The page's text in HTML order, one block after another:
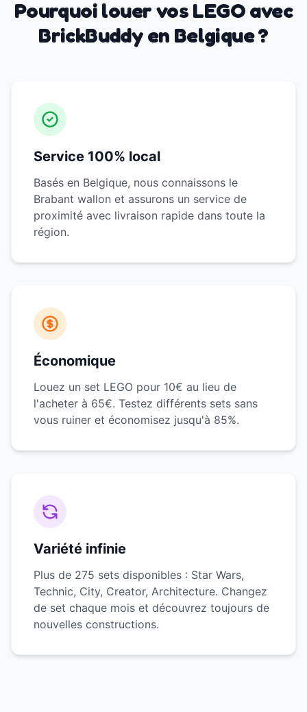
Pourquoi louer vos LEGO avec
BrickBuddy en Belgique ?
Service 100% local
Basés en Belgique, nous connaissons le
Brabant wallon et assurons un service de
proximité avec livraison rapide dans toute la
région.
Économique
Louez un set LEGO pour 10€ au lieu de
l'acheter à 65€. Testez différents sets sans
vous ruiner et économisez jusqu'à 85%.
Variété infinie
Plus de 275 sets disponibles : Star Wars,
Technic, City, Creator, Architecture. Changez
de set chaque mois et découvrez toujours de
nouvelles constructions.